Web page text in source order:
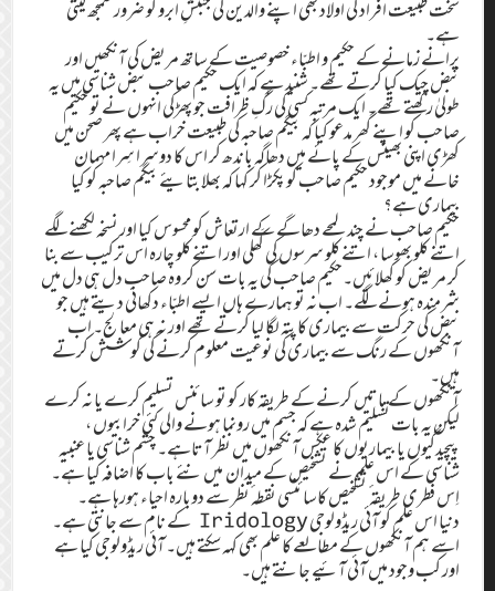
سخت طبیعت افراد کی اولاد بھی اپنے والدین کی جنبشِ ابرو کو ضرور سمجھ لیتی
ہے۔
پرانے زمانے کے حکیم و اطبّاء خصوصیت کے ساتھ مریض کی آنکھیں اور
نبض چیک کیا کرتے تھے۔ شنید ہے کہ ایک حکیم صاحب نبض شناسی میں یہ
طولیٰ رکھتے تھے۔ ایک مرتبہ کسی کی رگِ ظرافت جو پھڑکی انہوں نے تو حکیم
صاحب کو اپنے گھر مدعو کیا کہ بیگم صاحبہ کی طبیعت خراب ہے پھر صحن میں
کھڑی اپنی بھینس کے پائے میں دھاگہ باندھ کر اس کا دوسرا سِرا مہمان
خانے میں موجود حکیم صاحب کو پکڑا کر کہا کہ بھلا بتایئے بیگم صاحبہ کو کیا
بیماری ہے؟
حکیم صاحب نے چند لمحے دھاگے کے ارتعاش کو محسوس کیا اور نسخہ لکھنے لگے
اتنے کلو بھوسا ، اتنے کلو سرسوں کی کَھلی اور اتنے کلو چارہ اس ترکیب سے بنا
کر مریض کو کھلائیں۔حکیم صاحب کی یہ بات سن کر وہ صاحب دل ہی دل میں
شرمندہ ہونے لگے۔ اب نہ تو ہمارے ہاں ایسے اطبّاء دکھائی دیتے ہیں جو
نبض کی حرکت سے بیماری کا پتہ لگا لیا کرتے تھے اور نہ ہی معالج۔ اب
آنکھوں کے رنگ سے بیماری کی نوعیت معلوم کرنے کی کوشش کرتے
ہیں۔
آنکھوں کے باتیں کرنے کے طریقہ کار کو تو سائنس تسلیم کرے یا نہ کرے
لیکن یہ بات تسلیم شدہ ہے کہ جسم میں رونما ہونے والی کئی خرابیوں ،
پیچیدگیوں یا بیماریوں کا عکس آنکھوں میں نظر آتاہے۔ چشم شناسی یا عنبیہ
شناسی کے اس علم نے تشخیص کے میدان میں نئے باب کا اضافہ کیا ہے۔
اِس فطری طریقہ ٔ تشخیص کاسائنسی نقطہ ٔنظر سے دوبارہ احیاء ہورہا ہے۔
دنیا اس علم کو آئی ریڈولوجی Iridology کے نام سے جانتی ہے۔
اسے ہم آنکھوں کے مطالعے کا علم بھی کہہ سکتے ہیں۔ آئی ریڈولوجی کیا ہے
اور کب وجود میں آئی آئیے جانتے ہیں۔